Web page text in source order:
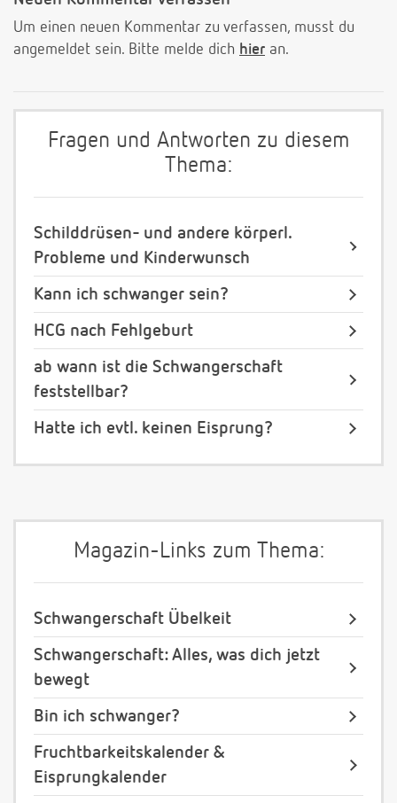
Um einen neuen Kommentar zu verfassen, musst du
angemeldet sein. Bitte melde dich hier an.
Fragen und Antworten zu diesem
Thema:
Schilddrüsen- und andere körperl.
Probleme und Kinderwunsch
Kann ich schwanger sein?
HCG nach Fehlgeburt
ab wann ist die Schwangerschaft
feststellbar?
Hatte ich evtl. keinen Eisprung?
Magazin-Links zum Thema:
Schwangerschaft Übelkeit
Schwangerschaft: Alles, was dich jetzt
bewegt
Bin ich schwanger?
Fruchtbarkeitskalender &
Eisprungkalender